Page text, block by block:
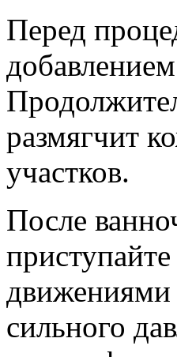
Перед
размягчит
участков.
После
движениями
сильного